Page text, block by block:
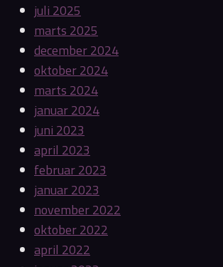
juli 2025
marts 2025
december 2024
oktober 2024
marts 2024
januar 2024
juni 2023
april 2023
februar 2023
januar 2023
november 2022
oktober 2022
april 2022